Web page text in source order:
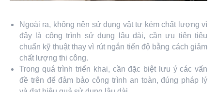
Ngoài ra, không nên sử dụng vật tư kém chất lượng vì
đây là công trình sử dụng lâu dài, cần ưu tiên tiêu
chuẩn kỹ thuật thay vì rút ngắn tiến độ bằng cách giảm
chất lượng thi công.
Trong quá trình triển khai, cần đặc biệt lưu ý các vấn
đề trên để đảm bảo công trình an toàn, đúng pháp lý